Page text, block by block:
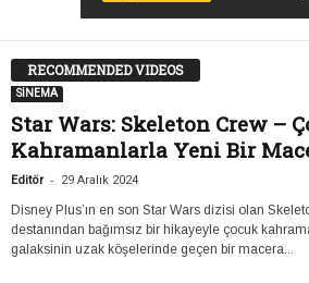
RECOMMENDED VIDEOS
SİNEMA
Star Wars: Skeleton Crew –
Kahramanlarla Yeni Bir
Editör - 29 Aralık 2024
Disney Plus’ın en son Star Wars dizisi olan
destanından bağımsız bir hikayeyle çocuk
galaksinin uzak köşelerinde geçen bir macera...